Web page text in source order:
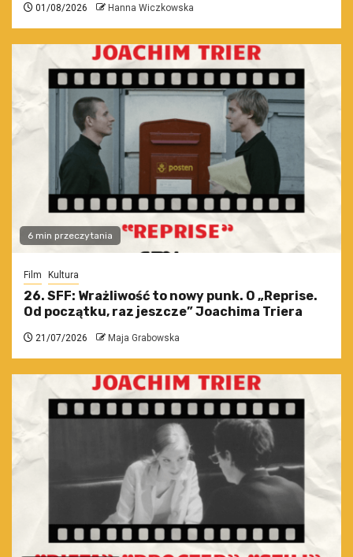
01/08/2026 Hanna Wiczkowska
6 min przeczytania
Film Kultura
26. SFF: Wrażliwość to nowy punk. O „Reprise.
Od początku, raz jeszcze” Joachima Triera
21/07/2026 Maja Grabowska